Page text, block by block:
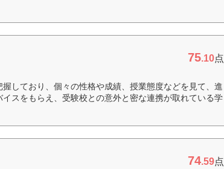
75.10点
しており、個々の性格や成績、授業態度などを見て、進
スをもらえ、受験校との意外と密な連携が取れている学
74.59点